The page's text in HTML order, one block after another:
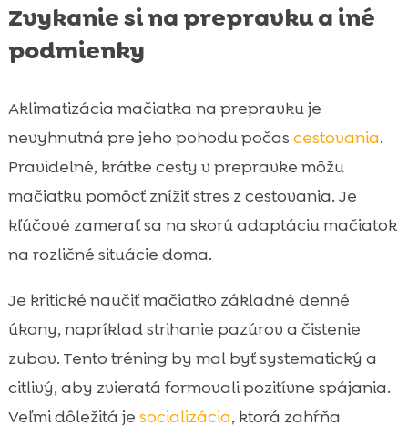
Zvykanie si na prepravku a iné
podmienky
Aklimatizácia mačiatka na prepravku je
nevyhnutná pre jeho pohodu počas cestovania.
Pravidelné, krátke cesty v prepravke môžu
mačiatku pomôcť znížiť stres z cestovania. Je
kľúčové zamerať sa na skorú adaptáciu mačiatok
na rozličné situácie doma.
Je kritické naučiť mačiatko základné denné
úkony, napríklad strihanie pazúrov a čistenie
zubov. Tento tréning by mal byť systematický a
citlivý, aby zvieratá formovali pozitívne spájania.
Veľmi dôležitá je socializácia, ktorá zahŕňa